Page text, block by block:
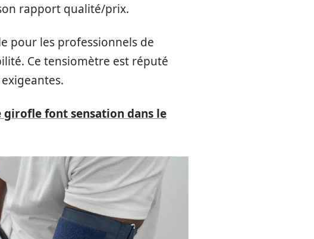
rapport qualité/prix.
pour les professionnels de
Ce tensiomètre est réputé
font sensation dans le